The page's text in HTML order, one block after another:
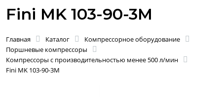
Fini MK 103-90-3M
Главная Каталог
Компрессорное оборудование
Поршневые компрессоры
Компрессоры с производительностью менее 500 л/мин
Fini MK 103-90-3M